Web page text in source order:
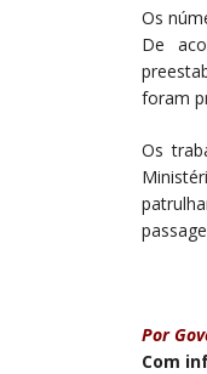
Os
De
foram
Os
Por
Com